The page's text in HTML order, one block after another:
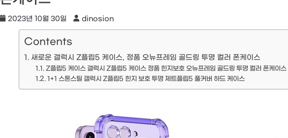
2023년 10월 30일 dinosion
Contents
새로운 갤럭시 Z플립5 케이스, 정품 오뉴프레임 골드링 투명 컬러 폰케이스
Z플립5 케이스 갤럭시 Z플립5 케이스 정품 힌지보호 오뉴프레임 골드링 투명 컬러 폰케이스
1+1 스톤스틸 갤럭시 Z플립5 힌지 보호 투명 제트플립5 풀커버 하드 케이스